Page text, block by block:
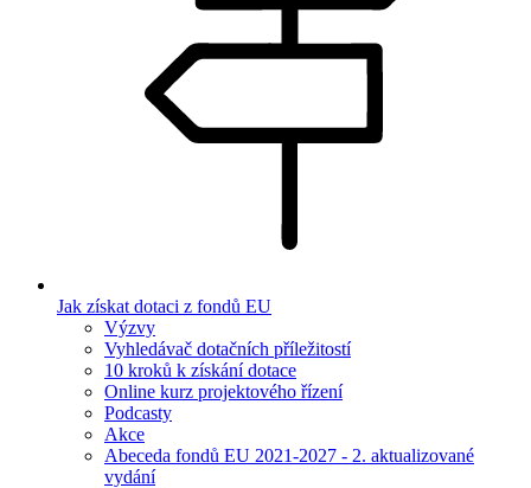
Jak získat dotaci z fondů EU
Výzvy
Vyhledávač dotačních příležitostí
10 kroků k získání dotace
Online kurz projektového řízení
Podcasty
Akce
Abeceda fondů EU 2021-2027 - 2. aktualizované
vydání